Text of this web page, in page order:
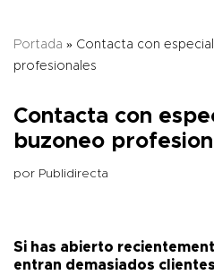
Portada » Contacta con
profesionales
Contacta con
buzoneo
por Publidirecta
Si has abierto
entran demasiados